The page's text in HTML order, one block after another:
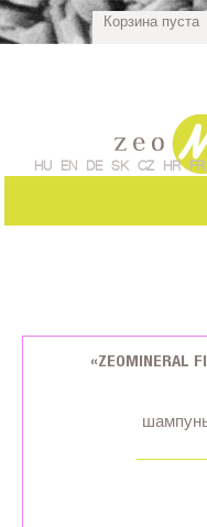
Корзина пуста
HU EN DE SK CZ HR FR
«ZEOMINERAL